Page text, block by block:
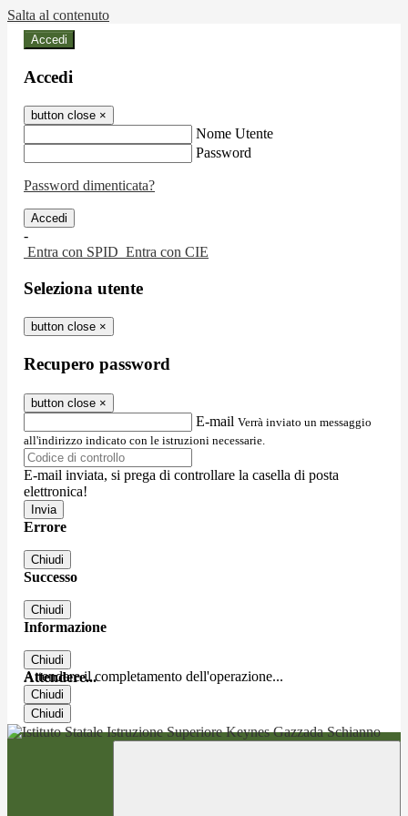
Salta al contenuto
Accedi
Accedi
button close ×
Nome Utente
Password
Password dimenticata?
-
Entra con SPID Entra con CIE
Seleziona utente
button close ×
Recupero password
button close ×
E-mail Verrà inviato un messaggio
all'indirizzo indicato con le istruzioni necessarie.
E-mail inviata, si prega di controllare la casella di posta
elettronica!
Errore
Chiudi
Successo
Chiudi
Informazione
Chiudi
Attendere...
Attendere il completamento dell'operazione...
Chiudi
Chiudi